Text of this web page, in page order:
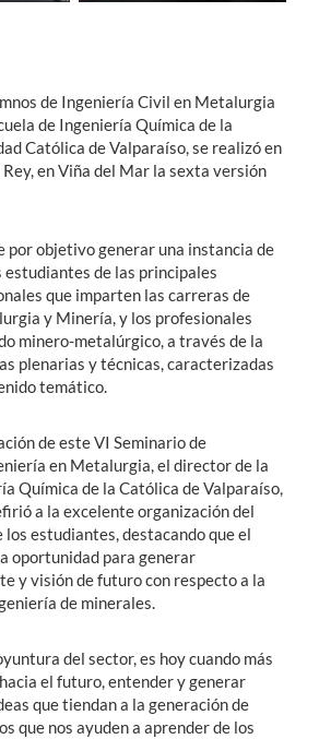
de Ingeniería Civil en Metalurgia
de Ingeniería Química de la
Católica de Valparaíso, se realizó en
en Viña del Mar la sexta versión
por objetivo generar una instancia de
de las principales
que imparten las carreras de
y Minería, y los profesionales
minero-metalúrgico, a través de la
plenarias y técnicas, caracterizadas
temático.
de este VI Seminario de
en Metalurgia, el director de la
Química de la Católica de Valparaíso,
a la excelente organización del
estudiantes, destacando que el
oportunidad para generar
y visión de futuro con respecto a la
de minerales.
del sector, es hoy cuando más
el futuro, entender y generar
que tiendan a la generación de
que nos ayuden a aprender de los